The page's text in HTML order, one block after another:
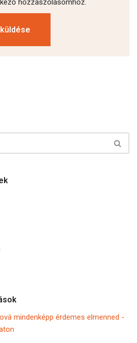
hozzászólásomhoz.
mindenképp érdemes elmenned -